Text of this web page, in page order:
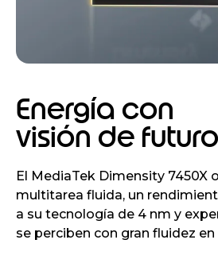
Energía con
visión de futuro
El MediaTek Dimensity 7450X
multitarea fluida, un
a su tecnología de 4 nm y
se perciben con gran fluidez